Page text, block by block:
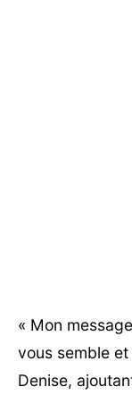
« Mon
vous semble et
Denise,